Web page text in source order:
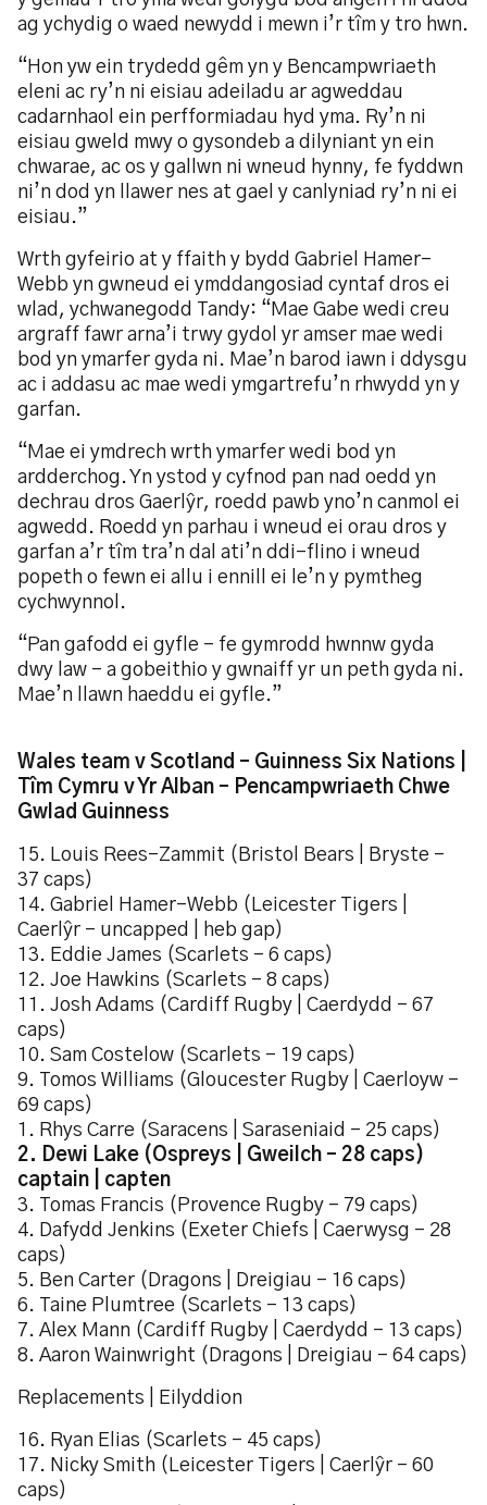
ag ychydig o waed newydd i mewn i’r tîm y tro hwn.
“Hon yw ein trydedd gêm yn y Bencampwriaeth
eleni ac ry’n ni eisiau adeiladu ar agweddau
cadarnhaol ein perfformiadau hyd yma. Ry’n ni
eisiau gweld mwy o gysondeb a dilyniant yn ein
chwarae, ac os y gallwn ni wneud hynny, fe fyddwn
ni’n dod yn llawer nes at gael y canlyniad ry’n ni ei
eisiau.”
Wrth gyfeirio at y ffaith y bydd Gabriel Hamer-
Webb yn gwneud ei ymddangosiad cyntaf dros ei
wlad, ychwanegodd Tandy: “Mae Gabe wedi creu
argraff fawr arna’i trwy gydol yr amser mae wedi
bod yn ymarfer gyda ni. Mae’n barod iawn i ddysgu
ac i addasu ac mae wedi ymgartrefu’n rhwydd yn y
garfan.
“Mae ei ymdrech wrth ymarfer wedi bod yn
ardderchog. Yn ystod y cyfnod pan nad oedd yn
dechrau dros Gaerlŷr, roedd pawb yno’n canmol ei
agwedd. Roedd yn parhau i wneud ei orau dros y
garfan a’r tîm tra’n dal ati’n ddi-flino i wneud
popeth o fewn ei allu i ennill ei le’n y pymtheg
cychwynnol.
“Pan gafodd ei gyfle – fe gymrodd hwnnw gyda
dwy law – a gobeithio y gwnaiff yr un peth gyda ni.
Mae’n llawn haeddu ei gyfle.”
Wales team v Scotland – Guinness Six Nations |
Tîm Cymru v Yr Alban – Pencampwriaeth Chwe
Gwlad Guinness
15. Louis Rees-Zammit (Bristol Bears | Bryste –
37 caps)
14. Gabriel Hamer-Webb (Leicester Tigers |
Caerlŷr – uncapped | heb gap)
13. Eddie James (Scarlets – 6 caps)
12. Joe Hawkins (Scarlets – 8 caps)
11. Josh Adams (Cardiff Rugby | Caerdydd – 67
caps)
10. Sam Costelow (Scarlets – 19 caps)
9. Tomos Williams (Gloucester Rugby | Caerloyw –
69 caps)
1. Rhys Carre (Saracens | Saraseniaid – 25 caps)
2. Dewi Lake (Ospreys | Gweilch – 28 caps)
captain | capten
3. Tomas Francis (Provence Rugby – 79 caps)
4. Dafydd Jenkins (Exeter Chiefs | Caerwysg – 28
caps)
5. Ben Carter (Dragons | Dreigiau – 16 caps)
6. Taine Plumtree (Scarlets – 13 caps)
7. Alex Mann (Cardiff Rugby | Caerdydd – 13 caps)
8. Aaron Wainwright (Dragons | Dreigiau – 64 caps)
Replacements | Eilyddion
16. Ryan Elias (Scarlets – 45 caps)
17. Nicky Smith (Leicester Tigers | Caerlŷr – 60
caps)